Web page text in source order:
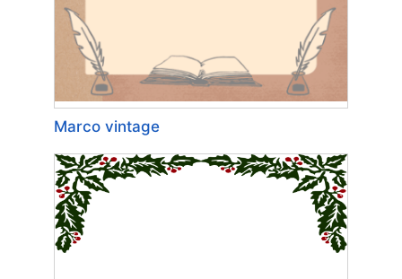
Marco vintage